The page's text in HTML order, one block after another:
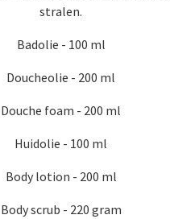
stralen.
Badolie - 100 ml
Doucheolie - 200 ml
Douche foam - 200 ml
Huidolie - 100 ml
Body lotion - 200 ml
Body scrub - 220 gram